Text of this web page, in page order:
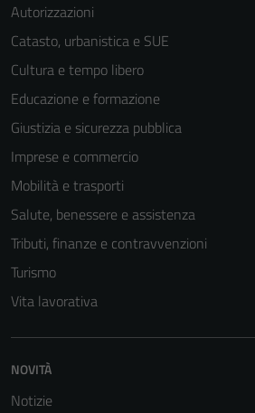
Autorizzazioni
Catasto, urbanistica e SUE
Cultura e tempo libero
Educazione e formazione
Giustizia e sicurezza pubblica
Imprese e commercio
Mobilità e trasporti
Salute, benessere e assistenza
Tributi, finanze e contravvenzioni
Turismo
Vita lavorativa
NOVITÀ
Notizie